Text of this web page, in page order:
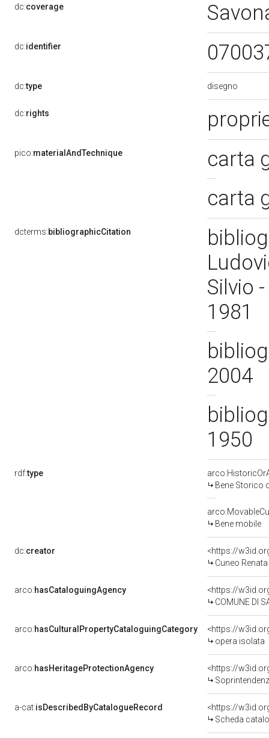
dc:coverage
dc:identifier
dc:type disegno
dc:rights
pico:materialAndTechnique
carta
carta
dcterms:bibliographicCitation
Silvio
1981
2004
1950
rdf:type
Bene Storico
Bene mobile
dc:creator
<https://
Cuneo
arco:hasCataloguingAgency
<https://
COMUNE DI
arco:hasCulturalPropertyCataloguingCategory
<https://
opera isolata
arco:hasHeritageProtectionAgency
<https://
a-cat:isDescribedByCatalogueRecord
<https://
Scheda